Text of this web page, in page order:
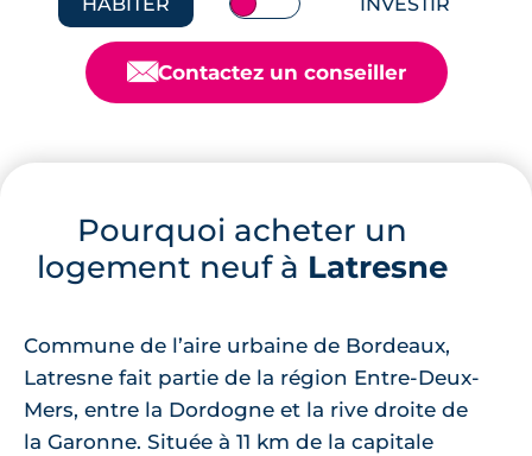
📧Contactez un conseiller
Pourquoi acheter un
logement neuf à Latresne
Commune de l’aire urbaine de Bordeaux,
Latresne fait partie de la région Entre-Deux-
Mers, entre la Dordogne et la rive droite de
la Garonne. Située à 11 km de la capitale